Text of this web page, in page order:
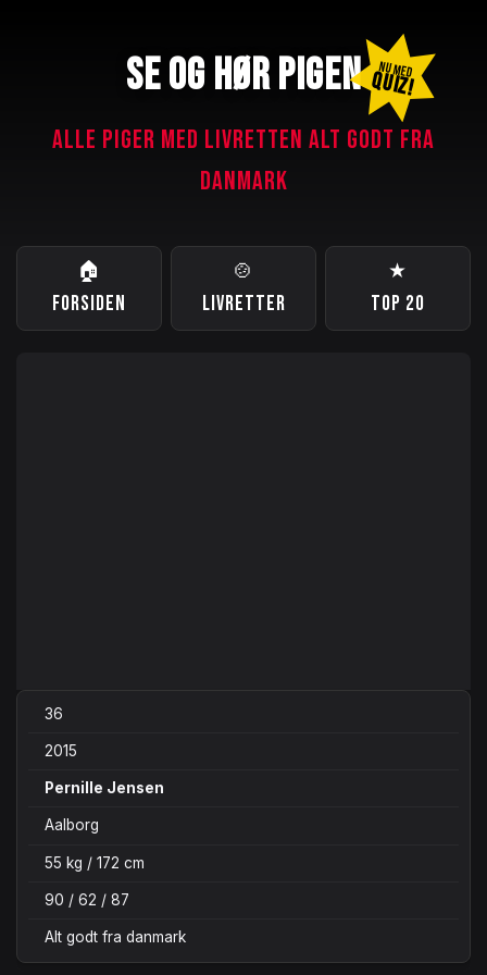
SE OG HØR PIGEN NU MED
QUIZ!
ALLE PIGER MED LIVRETTEN ALT GODT FRA
DANMARK
🏠
FORSIDEN
🍲
LIVRETTER
★
TOP 20
36
2015
Pernille Jensen
Aalborg
55 kg / 172 cm
90 / 62 / 87
Alt godt fra danmark